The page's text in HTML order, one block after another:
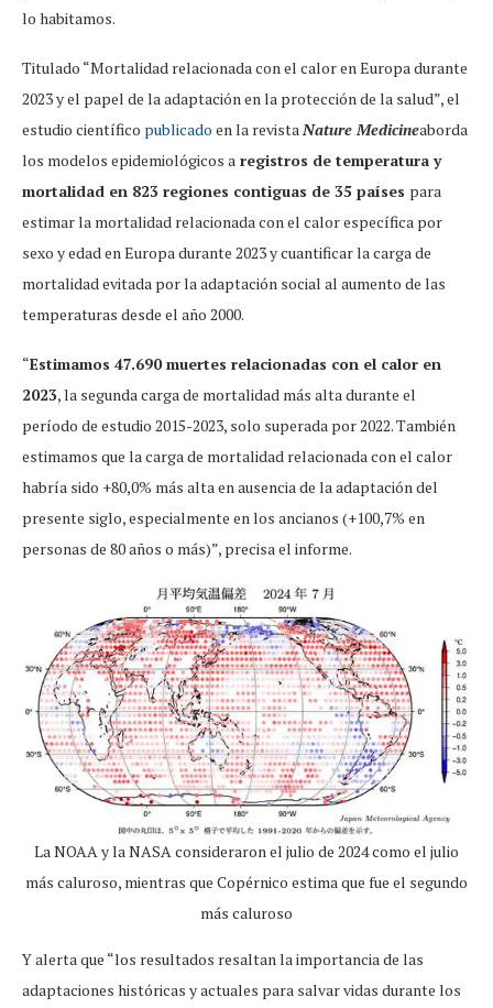
lo habitamos.
Titulado “Mortalidad relacionada con el calor en Europa durante
2023 y el papel de la adaptación en la protección de la salud”, el
estudio científico publicado en la revistaNature Medicineaborda
los modelos epidemiológicos a registros de temperatura y
mortalidad en 823 regiones contiguas de 35 países para
estimar la mortalidad relacionada con el calor específica por
sexo y edad en Europa durante 2023 y cuantificar la carga de
mortalidad evitada por la adaptación social al aumento de las
temperaturas desde el año 2000.
“Estimamos 47.690 muertes relacionadas con el calor en
2023, la segunda carga de mortalidad más alta durante el
período de estudio 2015-2023, solo superada por 2022. También
estimamos que la carga de mortalidad relacionada con el calor
habría sido +80,0% más alta en ausencia de la adaptación del
presente siglo, especialmente en los ancianos (+100,7% en
personas de 80 años o más)”, precisa el informe.
La NOAA y la NASA consideraron el julio de 2024 como el julio
más caluroso, mientras que Copérnico estima que fue el segundo
más caluroso
Y alerta que “los resultados resaltan la importancia de las
adaptaciones históricas y actuales para salvar vidas durante los